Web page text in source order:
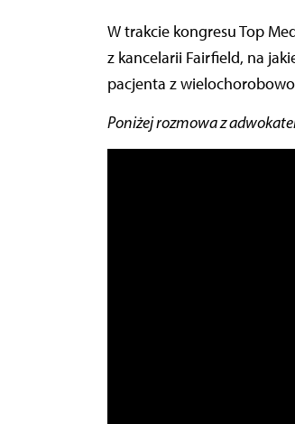
W trakcie kongresu Top Medical Trends 2026 „Menedżer Zdrowia” zapytał adwokata Oskara Lutego
z kancelarii Fairfield, na
pacjenta z
Poniżej rozmowa z